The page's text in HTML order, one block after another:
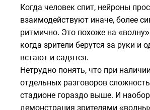
Когда человек спит, нейроны
взаимодействуют иначе, более
ритмично. Это похоже на
когда зрители берутся за руки и
встают и садятся.
Нетрудно понять, что при
отдельных разговоров
стадионе гораздо выше. И
демонстрация зрителями